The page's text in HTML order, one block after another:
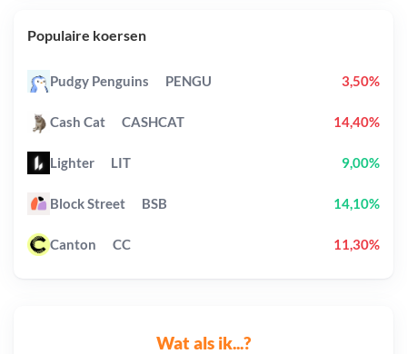
Wat als ik...?
Populaire koersen
Pudgy Penguins PENGU 3,50%
Cash Cat CASHCAT 14,40%
Lighter LIT 9,00%
Block Street BSB 14,10%
Canton CC 11,30%